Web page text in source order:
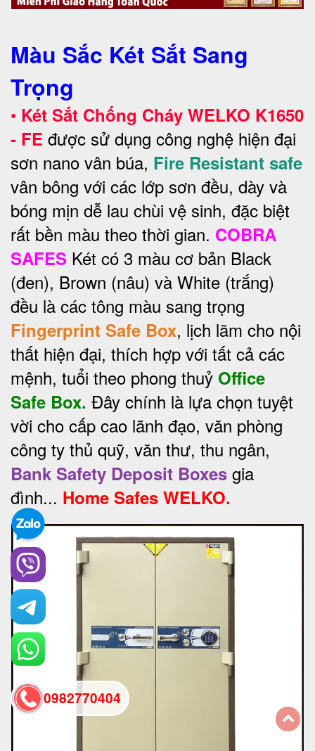
Màu Sắc Két Sắt Sang
Trọng
• Két Sắt Chống Cháy WELKO K1650
- FE được sử dụng công nghệ hiện đại
sơn nano vân búa, Fire Resistant safe
vân bông với các lớp sơn đều, dày và
bóng mịn dễ lau chùi vệ sinh, đặc biệt
rất bền màu theo thời gian. COBRA
SAFES Két có 3 màu cơ bản Black
(đen), Brown (nâu) và White (trắng)
đều là các tông màu sang trọng
Fingerprint Safe Box, lịch lãm cho nội
thất hiện đại, thích hợp với tất cả các
mệnh, tuổi theo phong thuỷ Office
Safe Box. Đây chính là lựa chọn tuyệt
vời cho cấp cao lãnh đạo, văn phòng
công ty thủ quỹ, văn thư, thu ngân,
Bank Safety Deposit Boxes gia
đình... Home Safes WELKO.
0982770404